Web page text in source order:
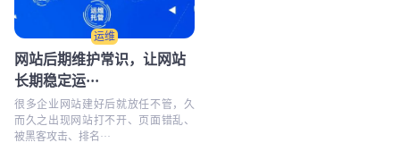
运维
网站后期维护常识，让网站
长期稳定运···
很多企业网站建好后就放任不管，久
而久之出现网站打不开、页面错乱、
被黑客攻击、排名···